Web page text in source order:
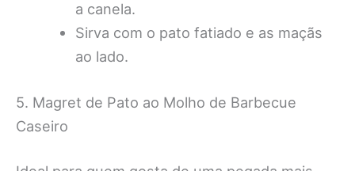
a canela.
Sirva com o pato fatiado e as maçãs
ao lado.
5. Magret de Pato ao Molho de Barbecue
Caseiro